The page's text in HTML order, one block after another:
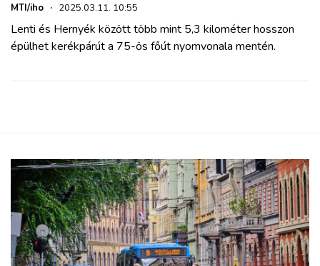
MTI/iho · 2025.03.11. 10:55
Lenti és Hernyék között több mint 5,3 kilométer hosszon
épülhet kerékpárút a 75-ös főút nyomvonala mentén.